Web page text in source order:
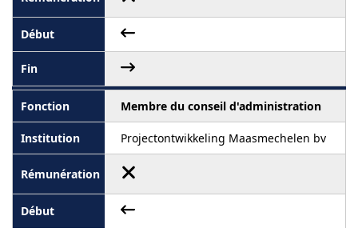
Membre du conseil d'administration
Projectontwikkeling Maasmechelen bv